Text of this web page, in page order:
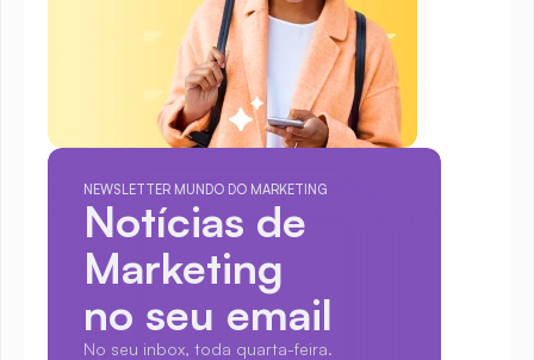
NEWSLETTER MUNDO DO MARKETING
Notícias de
Marketing
no seu email
No seu inbox, toda quarta-feira.